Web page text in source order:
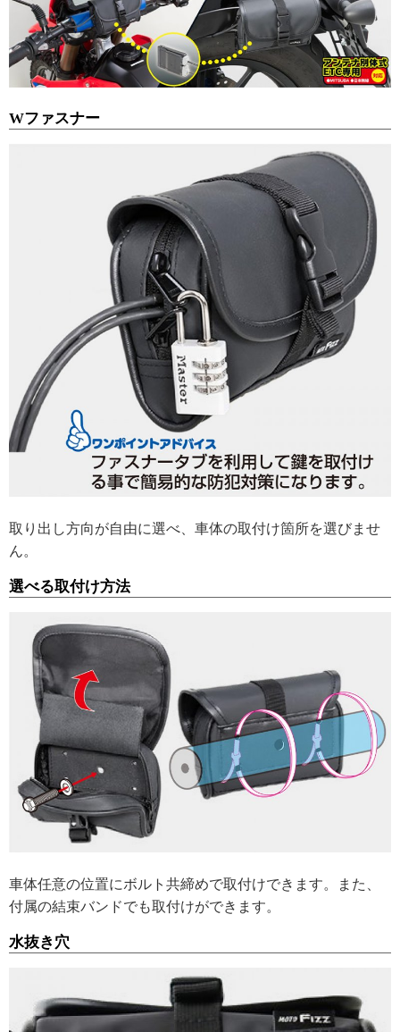
Wファスナー
取り出し方向が自由に選べ、車体の取付け箇所を選びませ
ん。
選べる取付け方法
車体任意の位置にボルト共締めで取付けできます。また、
付属の結束バンドでも取付けができます。
水抜き穴